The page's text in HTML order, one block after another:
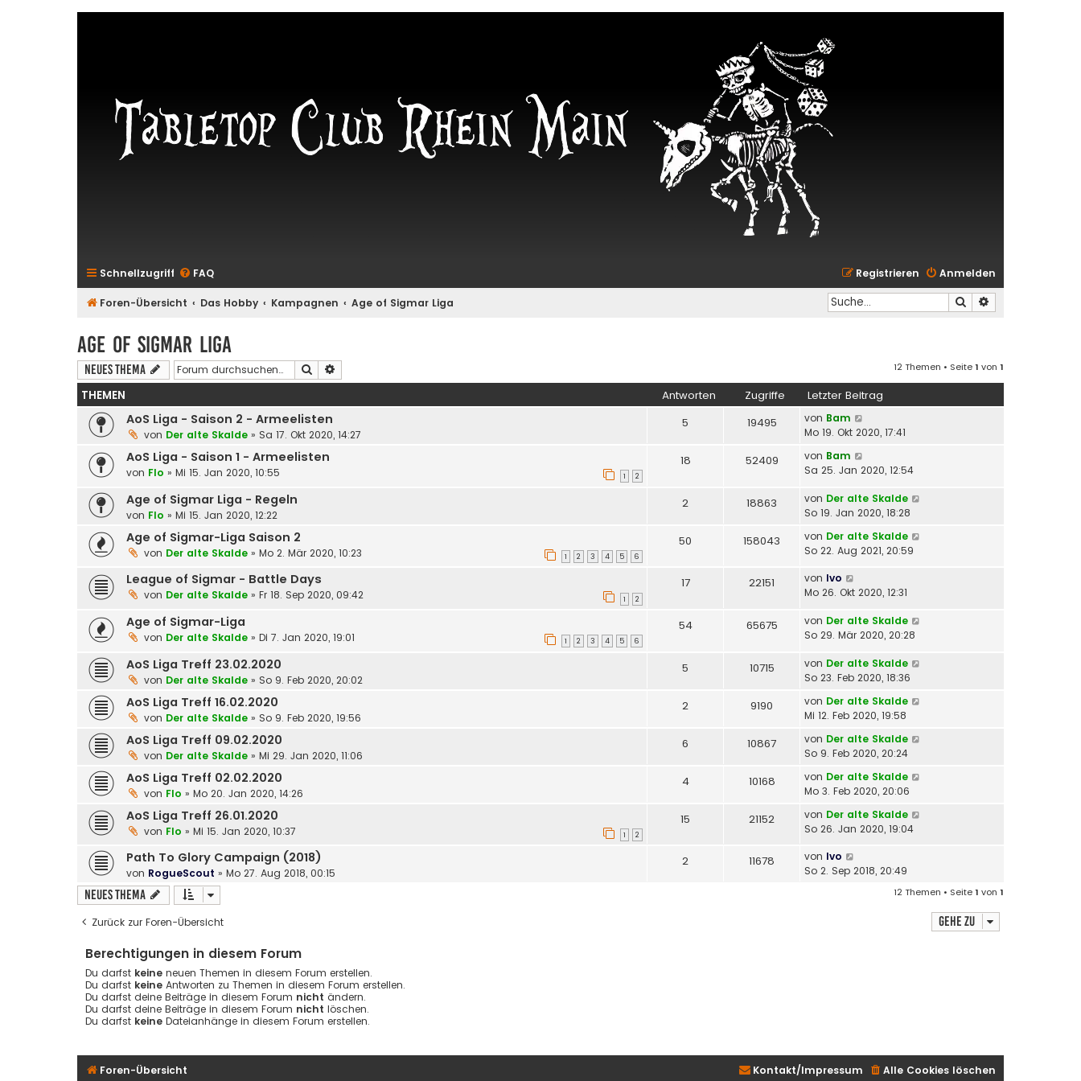
Schnellzugriff FAQ Anmelden
Registrieren
Foren-Übersicht Das Hobby Kampagnen Age of Sigmar Liga Suche
Age of Sigmar Liga
Neues Thema Suche 12 Themen • Seite1 von 1
THEMEN Antworten Zugriffe Letzter Beitrag
AoS Liga - Saison 2 - Armeelisten
von Der alte Skalde » Sa 17. Okt 2020, 14:27
5 19495 von Bam
Mo 19. Okt 2020, 17:41
AoS Liga - Saison 1 - Armeelisten
von Flo » Mi 15. Jan 2020, 10:55 1 2
18 52409 von Bam
Sa 25. Jan 2020, 12:54
Age of Sigmar Liga - Regeln
von Flo » Mi 15. Jan 2020, 12:22
2 18863 von Der alte Skalde
So 19. Jan 2020, 18:28
Age of Sigmar-Liga Saison 2
von Der alte Skalde » Mo 2. Mär 2020, 10:23 1 2 3 4 5 6
50 158043 von Der alte Skalde
So 22. Aug 2021, 20:59
League of Sigmar - Battle Days
von Der alte Skalde » Fr 18. Sep 2020, 09:42 1 2
17 22151 von Ivo
Mo 26. Okt 2020, 12:31
Age of Sigmar-Liga
von Der alte Skalde » Di 7. Jan 2020, 19:01 1 2 3 4 5 6
54 65675 von Der alte Skalde
So 29. Mär 2020, 20:28
AoS Liga Treff 23.02.2020
von Der alte Skalde » So 9. Feb 2020, 20:02
5 10715 von Der alte Skalde
So 23. Feb 2020, 18:36
AoS Liga Treff 16.02.2020
von Der alte Skalde » So 9. Feb 2020, 19:56
2 9190 von Der alte Skalde
Mi 12. Feb 2020, 19:58
AoS Liga Treff 09.02.2020
von Der alte Skalde » Mi 29. Jan 2020, 11:06
6 10867 von Der alte Skalde
So 9. Feb 2020, 20:24
AoS Liga Treff 02.02.2020
von Flo » Mo 20. Jan 2020, 14:26
4 10168 von Der alte Skalde
Mo 3. Feb 2020, 20:06
AoS Liga Treff 26.01.2020
von Flo » Mi 15. Jan 2020, 10:37 1 2
15 21152 von Der alte Skalde
So 26. Jan 2020, 19:04
Path To Glory Campaign (2018)
von RogueScout » Mo 27. Aug 2018, 00:15
2 11678 von Ivo
So 2. Sep 2018, 20:49
Neues Thema 12 Themen • Seite1 von 1
Zurück zur Foren-Übersicht Gehe zu
Berechtigungen in diesem Forum
Du darfst keine neuen Themen in diesem Forum erstellen.
Du darfst keine Antworten zu Themen in diesem Forum erstellen.
Du darfst deine Beiträge in diesem Forum nicht ändern.
Du darfst deine Beiträge in diesem Forum nicht löschen.
Du darfst keine Dateianhänge in diesem Forum erstellen.
Foren-Übersicht Alle Cookies löschen
Kontakt/Impressum